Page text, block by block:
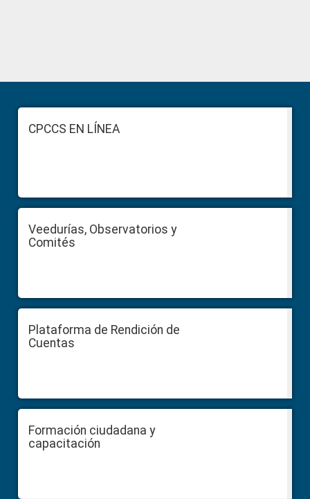
Sidebar
FooterCPCCS EN LÍNEA
Veedurías, Observatorios y
Comités
Plataforma de Rendición de
Cuentas
Formación ciudadana y
capacitación